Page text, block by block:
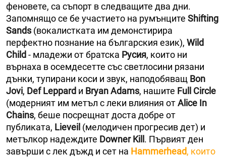
феновете, са съпорт в следващите два дни.
Запомнящо се бе участието на румънците Shifting
Sands (вокалистката им демонстирира
перфектно познание на българския език), Wild
Child - младежи от братска Русия, които ни
върнаха в осемдесетте със светлосини рязани
дънки, тупирани коси и звук, наподобяващ Bon
Jovi, Def Leppard и Bryan Adams, нашите Full Circle
(модерният им метъл с леки влияния отAlice In
Сhains, беше посрещнат доста добре от
публиката, Lieveil (мелодичен прогресив дет) и
метълкор надеждите Downer Kill . Първият ден
завърши с лек дъжд и сет на Hammerhead, които